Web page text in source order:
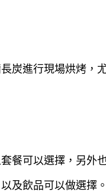
炭進行現場烘烤，
餐可以選擇，另外
及飲品可以做選擇。